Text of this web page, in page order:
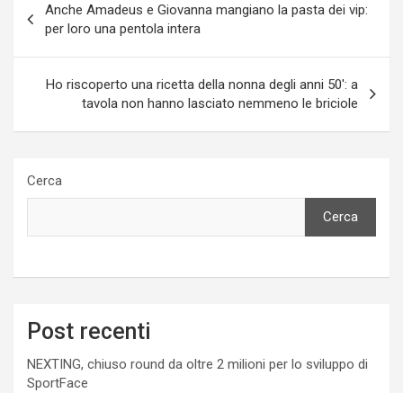
articoli
Anche Amadeus e Giovanna mangiano la pasta dei vip:
per loro una pentola intera
Ho riscoperto una ricetta della nonna degli anni 50′: a
tavola non hanno lasciato nemmeno le briciole
Cerca
Cerca
Post recenti
NEXTING, chiuso round da oltre 2 milioni per lo sviluppo di
SportFace